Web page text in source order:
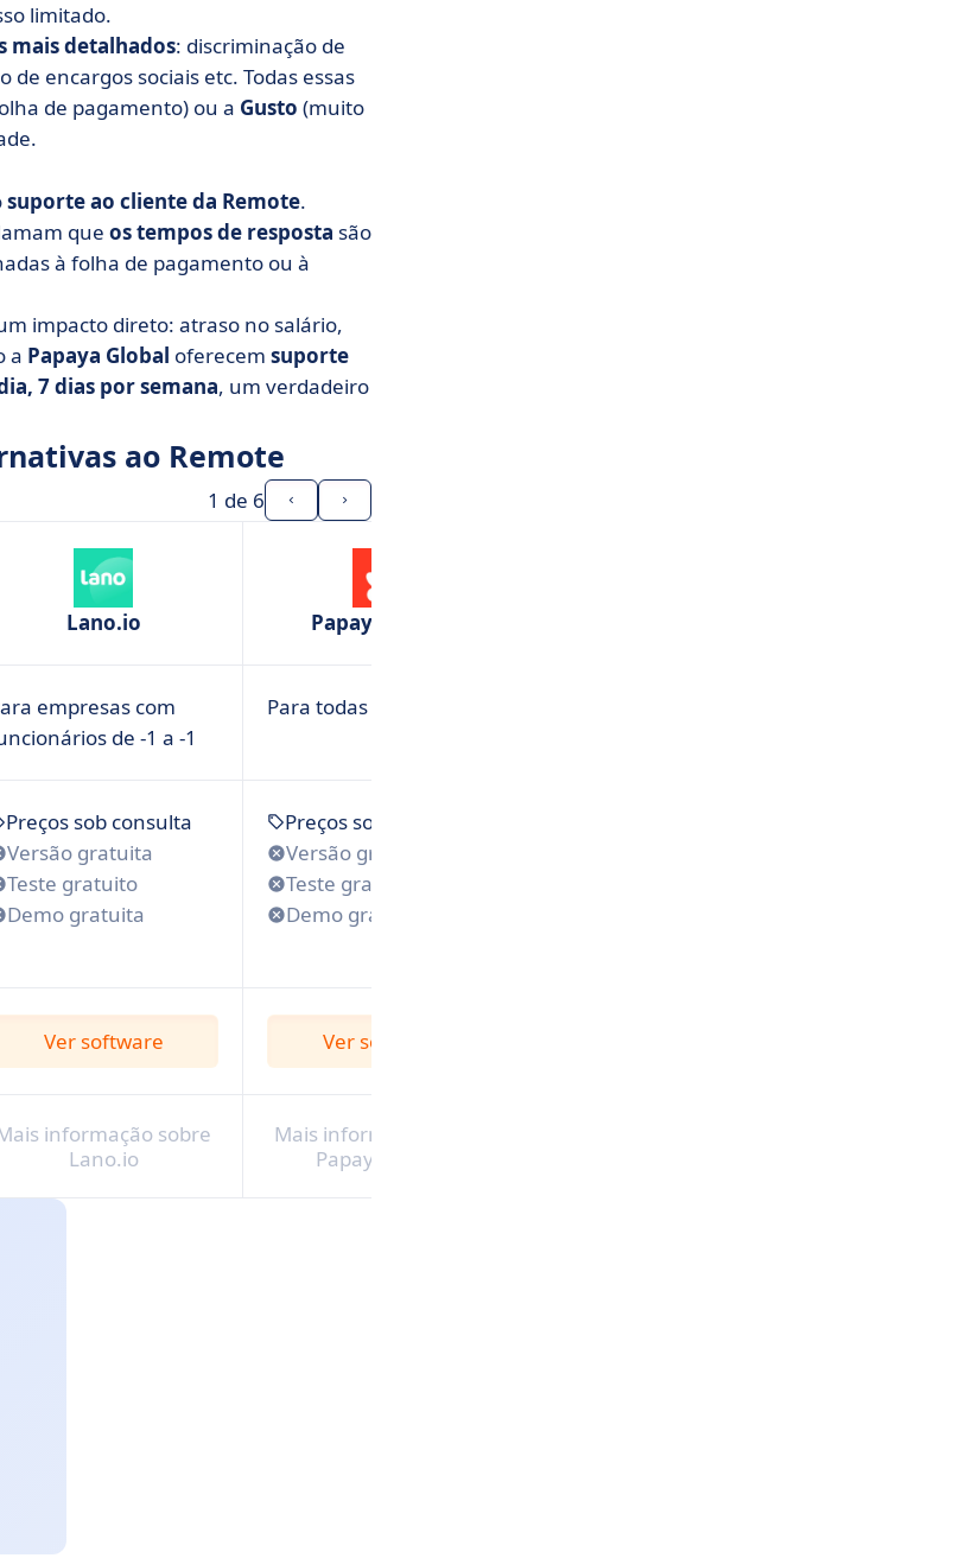
limitado.
mais detalhados: discriminação de
encargos sociais etc. Todas essas
de pagamento) ou a Gusto (muito
suporte ao cliente da Remote.
que os tempos de resposta são
à folha de pagamento ou à
impacto direto: atraso no salário,
a Papaya Global oferecem suporte
7 dias por semana, um verdadeiro
ao Remote
1 de 6
Lano.io Papaya Global
empresas com
de -1 a -1
Para todas as empresas
Preços sob consulta
Versão gratuita
Teste gratuito
Demo gratuita
Preços sob consulta
Versão gratuita
Teste gratuito
Demo gratuita
Ver software Ver software
informação sobre
Lano.io
Mais informação sobre
Papaya Global